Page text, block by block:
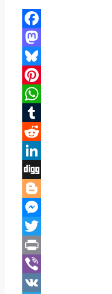
Facebook
Mastodon
Bluesky
Pinterest
WhatsApp
Tumblr
Reddit
LinkedIn
Digg
Blogger
Messenger
Twitter
Print
Viber